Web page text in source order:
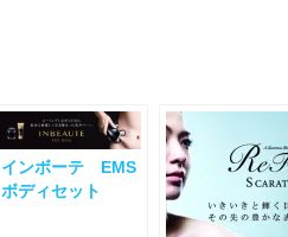
インボーテ EMS
ボディセット